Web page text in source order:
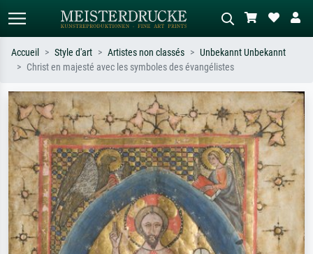
Recherchez par artiste, titre ou style –
ex. Monet, Nuit étoilée,
impressionnisme, vague de Hokusai,
nu.
Décrivez la scène – ex. prairie verte,
abstrait avec beaucoup de rouge,
tableau sombre, nu debout près d'un
arbre.
Accueil Style d'art Artistes non classés
Unbekannt Unbekannt
Christ en majesté avec les symboles des évangélistes